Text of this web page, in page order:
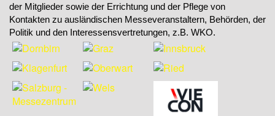
der Mitglieder sowie der Errichtung und der Pflege von
Kontakten zu ausländischen Messeveranstaltern, Behörden, der
Politik und den Interessensvertretungen, z.B. WKO.